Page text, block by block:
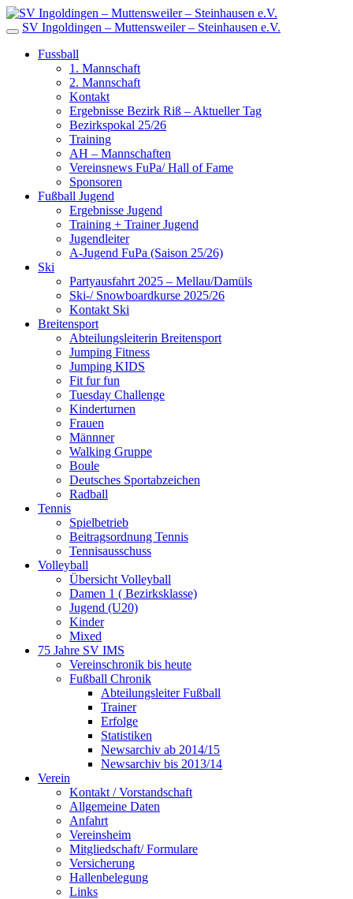
SV Ingoldingen – Muttensweiler – Steinhausen e.V.
Fussball
1. Mannschaft
2. Mannschaft
Kontakt
Ergebnisse Bezirk Riß – Aktueller Tag
Bezirkspokal 25/26
Training
AH – Mannschaften
Vereinsnews FuPa/ Hall of Fame
Sponsoren
Fußball Jugend
Ergebnisse Jugend
Training + Trainer Jugend
Jugendleiter
A-Jugend FuPa (Saison 25/26)
Ski
Partyausfahrt 2025 – Mellau/Damüls
Ski-/ Snowboardkurse 2025/26
Kontakt Ski
Breitensport
Abteilungsleiterin Breitensport
Jumping Fitness
Jumping KIDS
Fit fur fun
Tuesday Challenge
Kinderturnen
Frauen
Männner
Walking Gruppe
Boule
Deutsches Sportabzeichen
Radball
Tennis
Spielbetrieb
Beitragsordnung Tennis
Tennisausschuss
Volleyball
Übersicht Volleyball
Damen 1 ( Bezirksklasse)
Jugend (U20)
Kinder
Mixed
75 Jahre SV IMS
Vereinschronik bis heute
Fußball Chronik
Abteilungsleiter Fußball
Trainer
Erfolge
Statistiken
Newsarchiv ab 2014/15
Newsarchiv bis 2013/14
Verein
Kontakt / Vorstandschaft
Allgemeine Daten
Anfahrt
Vereinsheim
Mitgliedschaft/ Formulare
Versicherung
Hallenbelegung
Links